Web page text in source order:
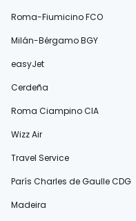
Roma-Fiumicino FCO
Milán-Bérgamo BGY
easyJet
Cerdeña
Roma Ciampino CIA
Wizz Air
Travel Service
París Charles de Gaulle CDG
Madeira